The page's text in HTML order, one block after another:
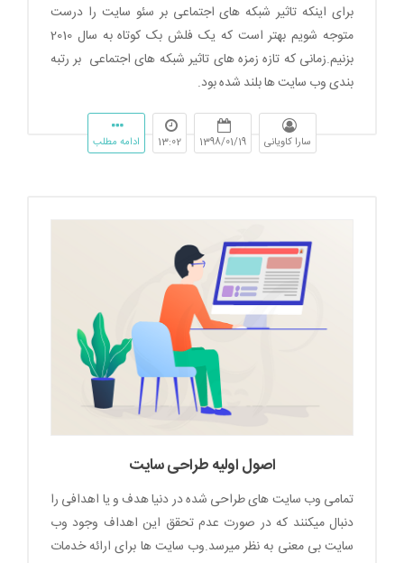
برای اینکه تاثیر شبکه های اجتماعی بر سئو سایت را درست
متوجه شویم بهتر است که یک فلش بک کوتاه به سال 2010
بزنیم.زمانی که تازه زمزه های تاثیر شبکه های اجتماعی بر رتبه
بندی وب سایت ها بلند شده بود.
سارا کاویانی 1398/01/19
13:02 ادامه مطلب
اصول اولیه طراحی سایت
تمامی وب سایت های طراحی شده در دنیا هدف و یا اهدافی را
دنبال میکنند که در صورت عدم تحقق این اهداف وجود وب
سایت بی معنی به نظر میرسد.وب سایت ها برای ارائه خدمات